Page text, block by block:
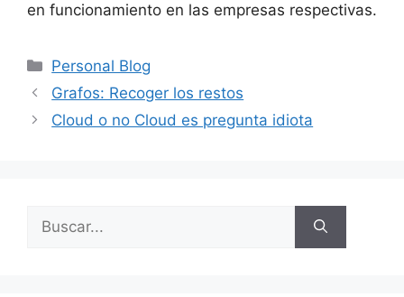
en funcionamiento en las empresas respectivas.
Categorías
Personal Blog
Grafos: Recoger los restos
Cloud o no Cloud es pregunta idiota
Buscar: